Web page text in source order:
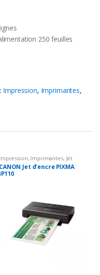
250 feuilles
Impression, Imprimantes,
Impression, Imprimantes, Jet
d'encre
CANON Jet d’encre PIXMA
iP110